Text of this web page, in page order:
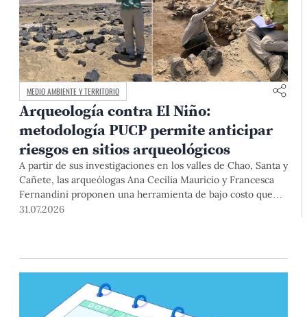
MEDIO AMBIENTE Y TERRITORIO
Arqueología contra El Niño:
metodología PUCP permite anticipar
riesgos en sitios arqueológicos
A partir de sus investigaciones en los valles de Chao, Santa y
Cañete, las arqueólogas Ana Cecilia Mauricio y Francesca
Fernandini proponen una herramienta de bajo costo que
combina datos abiertos, mapas, sistemas de información
31.07.2026